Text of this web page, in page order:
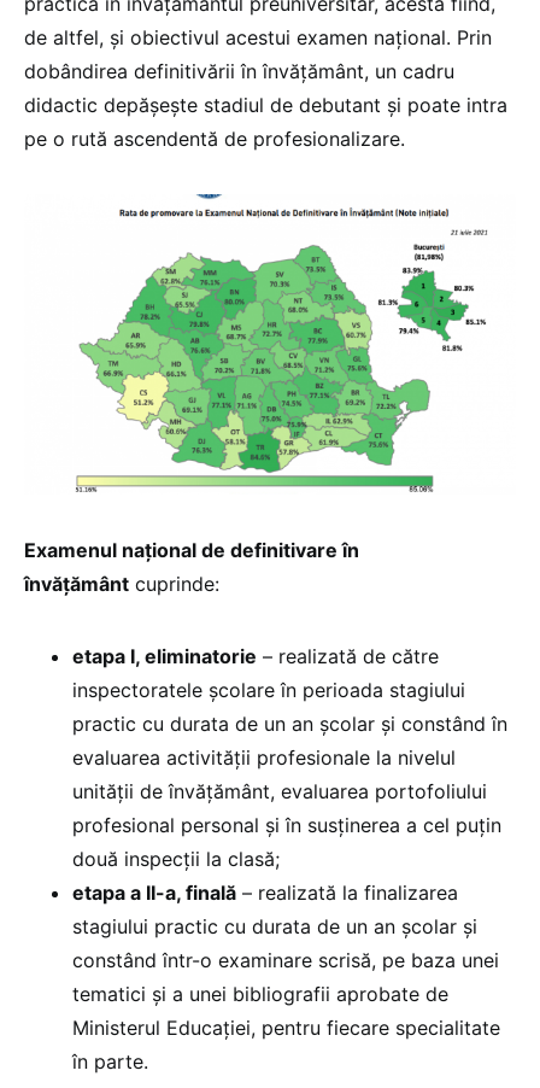
de altfel, și obiectivul acestui examen național. Prin
dobândirea definitivării în învățământ, un cadru
didactic depășește stadiul de debutant și poate intra
pe o rută ascendentă de profesionalizare.
Examenul naţional de definitivare în
învăţământ cuprinde:
etapa I, eliminatorie – realizată de către
inspectoratele şcolare în perioada stagiului
practic cu durata de un an şcolar şi constând în
evaluarea activităţii profesionale la nivelul
unităţii de învăţământ, evaluarea portofoliului
profesional personal şi în susţinerea a cel puţin
două inspecţii la clasă;
etapa a II-a, finală – realizată la finalizarea
stagiului practic cu durata de un an şcolar şi
constând într-o examinare scrisă, pe baza unei
tematici şi a unei bibliografii aprobate de
Ministerul Educaţiei, pentru fiecare specialitate
în parte.